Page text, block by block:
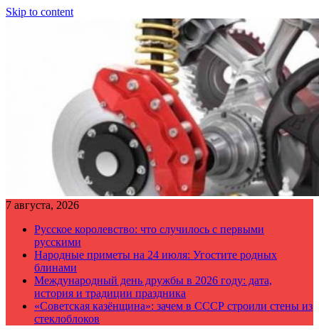
Skip to content
7 августа, 2026
Русское королевство: что случилось с первыми
русскими
Народные приметы на 24 июля: Угостите родных
блинами
Международный день дружбы в 2026 году: дата,
история и традиции праздника
«Советская казёнщина»: зачем в СССР строили стены из
стеклоблоков